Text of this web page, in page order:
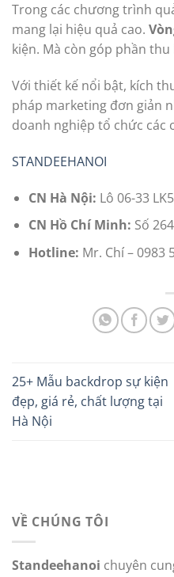
Trong các chương trình
mang lại hiệu quả cao.
kiện. Mà còn góp phần
Với thiết kế nổi bật, kích
pháp marketing đơn giản
doanh nghiệp tổ chức các
STANDEEHANOI
CN Hà Nội: Lô 06-33
CN Hồ Chí Minh: Số
Hotline: Mr. Chí – 0983
25+ Mẫu backdrop sự kiện
đẹp, giá rẻ, chất lượng tại
Hà Nội
VỀ CHÚNG TÔI
Standeehanoi chuyên